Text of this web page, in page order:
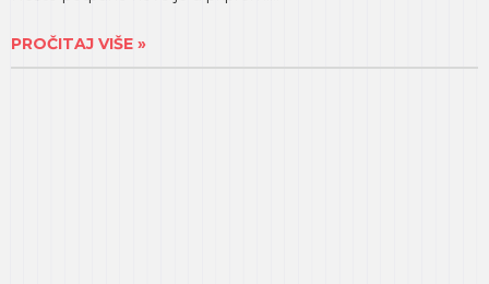
PROČITAJ VIŠE »